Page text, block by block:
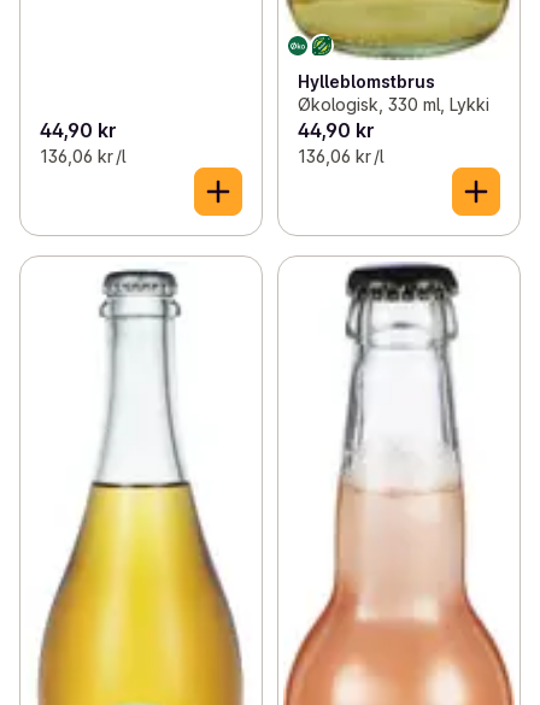
44,90 kr
136,06 kr /l
Hylleblomstbrus
Økologisk, 330 ml, Lykki
44,90 kr
136,06 kr /l